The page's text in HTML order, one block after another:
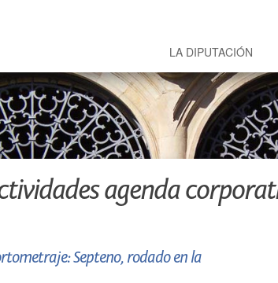
LA DIPUTACIÓN
agenda
Septeno, rodado en la